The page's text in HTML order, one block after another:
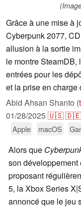
Grâce à une mise à
Cyberpunk 2077,
allusion à la sortie
le montre
entrées pour les
et la prise en charge
Abid Ahsan Shanto (
01/28/2025🇺🇸🇩🇪
Apple macOS
Alors que
son
proposant
5, la Xbox Series
annoncé que le jeu